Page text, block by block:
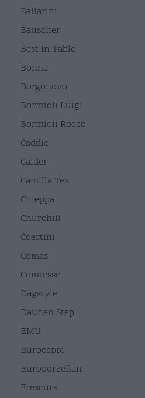
Ballarini
Bauscher
Best In Table
Bonna
Borgonovo
Bormioli Luigi
Bormioli Rocco
Caddie
Calder
Camilla Tex
Chieppa
Churchill
Coertini
Comas
Comtesse
Dagstyle
Daunen Step
EMU
Euroceppi
Europorzellan
Frescura